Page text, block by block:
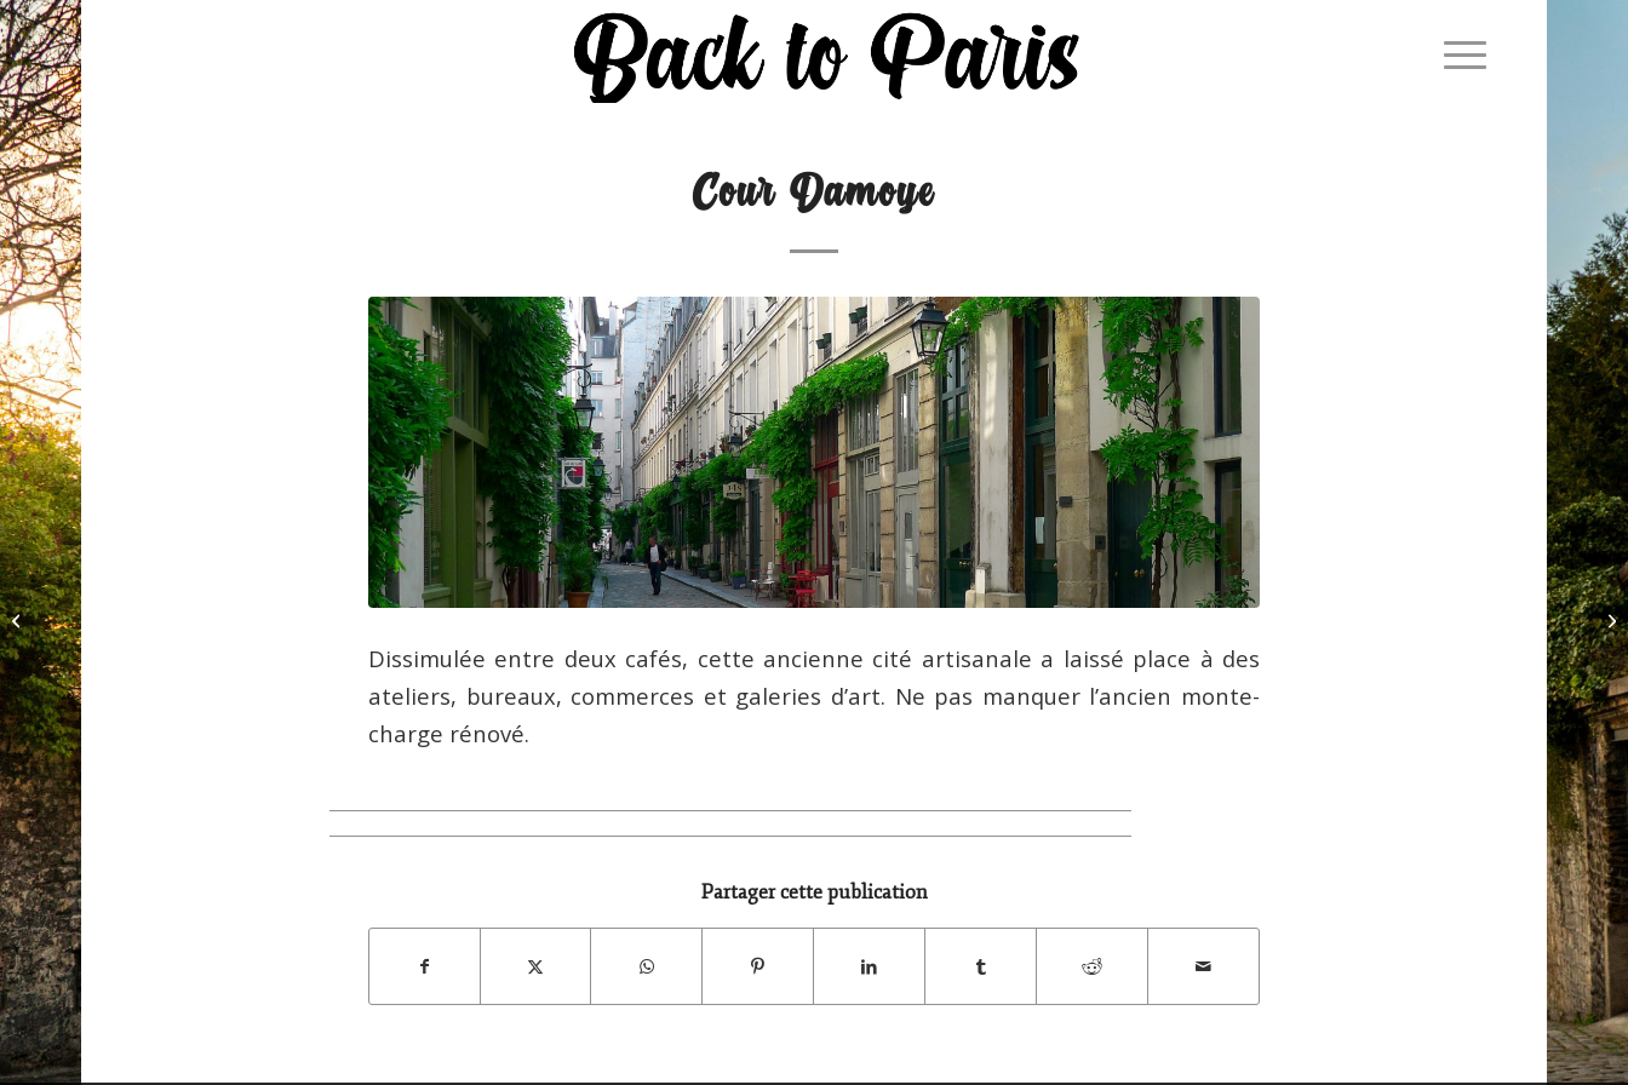
Cour Damoye
Dissimulée entre deux cafés, cette ancienne cité artisanale a laissé place à des
ateliers, bureaux, commerces et galeries d’art. Ne pas manquer l’ancien monte-
charge rénové.
Partager cette publication
Musée Méliès – La
magie du cinéma